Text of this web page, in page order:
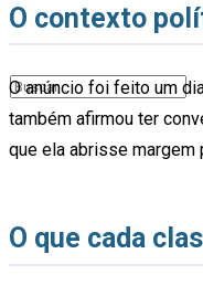
O contexto
O anúncio foi feito um
também afirmou ter
que ela abrisse margem
O que cada